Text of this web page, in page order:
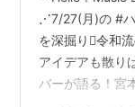
2001
年7月
4日
シャ
⋰7/27(月)の #
を深掘り🪏令和
アイデアも散り
バーが語る！宮